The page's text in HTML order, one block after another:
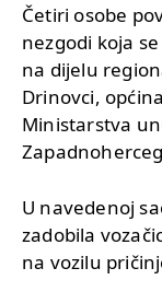
Četiri osobe
nezgodi koja
na dijelu
Drinovci,
Ministarstva
U navedenoj
zadobila
na vozilu